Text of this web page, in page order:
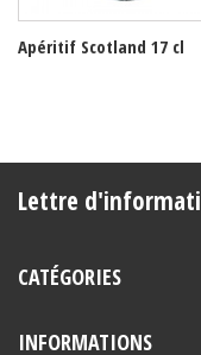
Apéritif Scotland 17 cl
Lettre
CATÉGORIES
INFORMATIONS